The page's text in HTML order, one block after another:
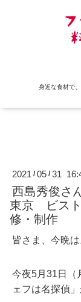
身近な食材で
2021 /05 /31
西島秀俊さ
東京 ビスト
修・制作
皆さま、今晩は
今夜5月31日（
ェフは名探偵